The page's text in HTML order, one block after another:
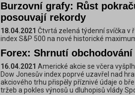
Burzovní grafy: Růst
posouvají rekordy
18.04.2021 Čtvrtá zelená týdenní svíčka v
index S&P 500 na nové historické
Forex: Shrnutí obchodování
16.04.2021 Americké akcie se včera
Dow Jonesův index poprvé uzavřel nad
akciového trhu přispěly příznivé údaje o
tržeb a pokles výnosů u dluhopisů vlády